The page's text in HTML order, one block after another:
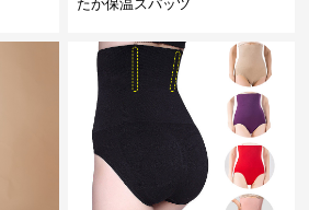
たか保温スパッツ